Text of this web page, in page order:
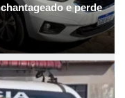
e perde